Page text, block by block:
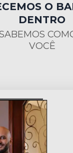
O
DENTRO
VOCÊ